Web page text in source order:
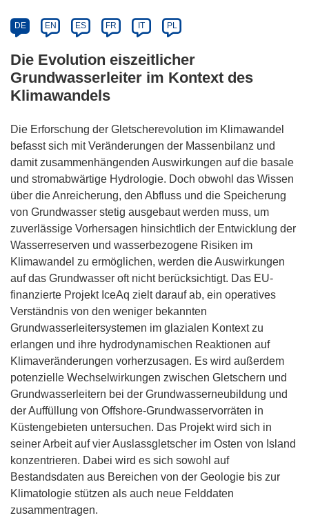
DE EN ES FR IT PL
Die Evolution eiszeitlicher
Grundwasserleiter im Kontext des
Klimawandels
Die Erforschung der Gletscherevolution im Klimawandel
befasst sich mit Veränderungen der Massenbilanz und
damit zusammenhängenden Auswirkungen auf die basale
und stromabwärtige Hydrologie. Doch obwohl das Wissen
über die Anreicherung, den Abfluss und die Speicherung
von Grundwasser stetig ausgebaut werden muss, um
zuverlässige Vorhersagen hinsichtlich der Entwicklung der
Wasserreserven und wasserbezogene Risiken im
Klimawandel zu ermöglichen, werden die Auswirkungen
auf das Grundwasser oft nicht berücksichtigt. Das EU-
finanzierte Projekt IceAq zielt darauf ab, ein operatives
Verständnis von den weniger bekannten
Grundwasserleitersystemen im glazialen Kontext zu
erlangen und ihre hydrodynamischen Reaktionen auf
Klimaveränderungen vorherzusagen. Es wird außerdem
potenzielle Wechselwirkungen zwischen Gletschern und
Grundwasserleitern bei der Grundwasserneubildung und
der Auffüllung von Offshore-Grundwasservorräten in
Küstengebieten untersuchen. Das Projekt wird sich in
seiner Arbeit auf vier Auslassgletscher im Osten von Island
konzentrieren. Dabei wird es sich sowohl auf
Bestandsdaten aus Bereichen von der Geologie bis zur
Klimatologie stützen als auch neue Felddaten
zusammentragen.